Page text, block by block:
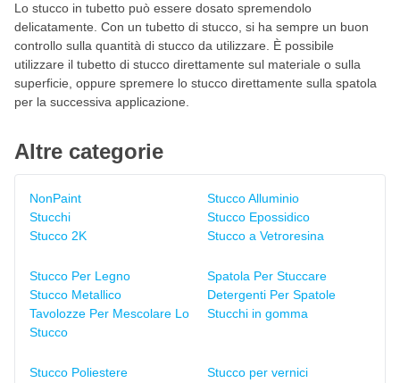
Lo stucco in tubetto può essere dosato spremendolo
delicatamente. Con un tubetto di stucco, si ha sempre un buon
controllo sulla quantità di stucco da utilizzare. È possibile
utilizzare il tubetto di stucco direttamente sul materiale o sulla
superficie, oppure spremere lo stucco direttamente sulla spatola
per la successiva applicazione.
Altre categorie
NonPaint
Stucchi
Stucco 2K
Stucco Alluminio
Stucco Epossidico
Stucco a Vetroresina
Stucco Per Legno
Stucco Metallico
Tavolozze Per Mescolare Lo
Stucco
Spatola Per Stuccare
Detergenti Per Spatole
Stucchi in gomma
Stucco Poliestere
Stucco per vernici